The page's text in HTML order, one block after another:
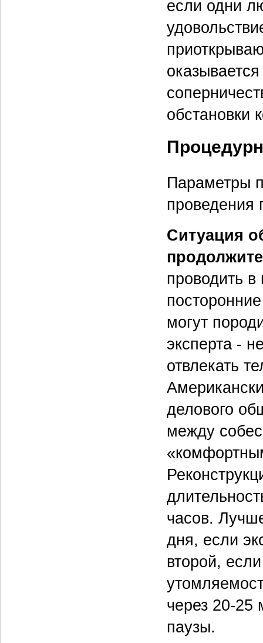
если одни
обстановки
Параметры
проведения
Ситуация
проводить
могут
эксперта -
отвлекать
делового
между
часов.
дня, если
второй,
через 20-25
паузы.